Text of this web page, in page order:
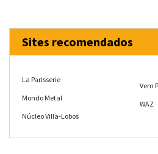
Sites recomendados
La Parisserie
Mondo Metal
Núcleo Villa-Lobos
Vem
WAZ